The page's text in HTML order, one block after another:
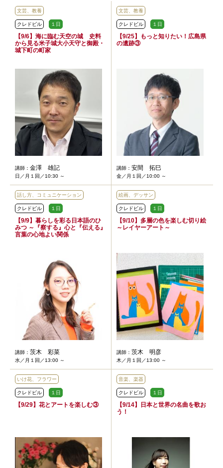
文芸、教養
クレドビル １日
【9/6】海に臨む天空の城 史料
から見る米子城大小天守と御殿・
城下町の町家
講師： 金澤 雄記
日／月１回／10:30 ～
文芸、教養
クレドビル １日
【9/25】もっと知りたい！広島県
の遺跡③
講師： 安間 拓巳
金／月１回／10:00 ～
話し方、コミュニケーション
クレドビル １日
【9/9】暮らしを彩る日本語のひ
みつ ～『察する』心と『伝える』
言葉の心地よい関係
講師： 茨木 彩菜
水／月１回／13:00 ～
絵画、デッサン
クレドビル １日
【9/10】多層の色を楽しむ切り絵
～レイヤーアート～
講師： 茨木 明彦
木／月１回／13:00 ～
いけ花、フラワー
クレドビル １日
【9/29】花とアートを楽しむ③
音楽、楽器
クレドビル １日
【9/14】日本と世界の名曲を歌お
う！